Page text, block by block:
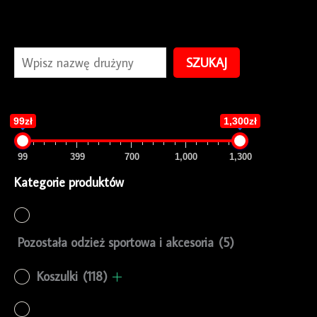
SZUKAJ
99zł 1,300zł
99 399 700 1,000 1,300
Kategorie produktów
Pozostała odzież sportowa i akcesoria (5)
Koszulki (118)